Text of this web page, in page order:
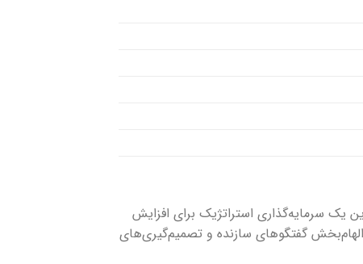
یک سرمایه‌گذاری استراتژیک برای افزایش
گفتگوهای سازنده و تصمیم‌گیری‌های